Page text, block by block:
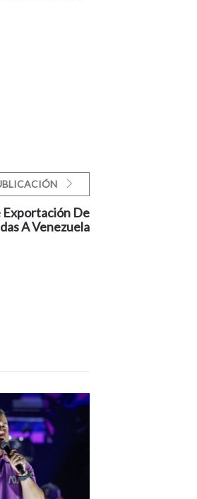
Exportación De
A Venezuela